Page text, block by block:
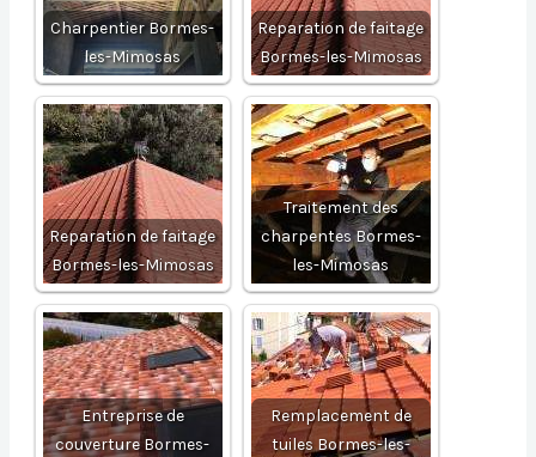
Charpentier Bormes-
les-Mimosas
Reparation de faitage
Bormes-les-Mimosas
Reparation de faitage
Bormes-les-Mimosas
Traitement des
charpentes Bormes-
les-Mimosas
Entreprise de
couverture Bormes-
Remplacement de
tuiles Bormes-les-